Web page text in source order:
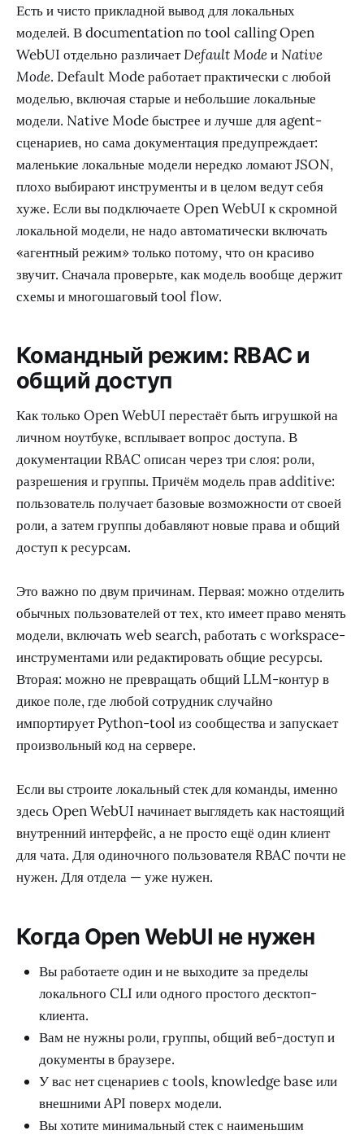
Есть и чисто прикладной вывод для локальных
моделей. В documentation по tool calling Open
WebUI отдельно различаетDefault ModeиNative
Mode. Default Mode работает практически с любой
моделью, включая старые и небольшие локальные
модели. Native Mode быстрее и лучше для agent-
сценариев, но сама документация предупреждает:
маленькие локальные модели нередко ломают JSON,
плохо выбирают инструменты и в целом ведут себя
хуже. Если вы подключаете Open WebUI к скромной
локальной модели, не надо автоматически включать
«агентный режим» только потому, что он красиво
звучит. Сначала проверьте, как модель вообще держит
схемы и многошаговый tool flow.
Командный режим: RBAC и
общий доступ
Как только Open WebUI перестаёт быть игрушкой на
личном ноутбуке, всплывает вопрос доступа. В
документации RBAC описан через три слоя: роли,
разрешения и группы. Причём модель прав additive:
пользователь получает базовые возможности от своей
роли, а затем группы добавляют новые права и общий
доступ к ресурсам.
Это важно по двум причинам. Первая: можно отделить
обычных пользователей от тех, кто имеет право менять
модели, включать web search, работать с workspace-
инструментами или редактировать общие ресурсы.
Вторая: можно не превращать общий LLM-контур в
дикое поле, где любой сотрудник случайно
импортирует Python-tool из сообщества и запускает
произвольный код на сервере.
Если вы строите локальный стек для команды, именно
здесь Open WebUI начинает выглядеть как настоящий
внутренний интерфейс, а не просто ещё один клиент
для чата. Для одиночного пользователя RBAC почти не
нужен. Для отдела — уже нужен.
Когда Open WebUI не нужен
Вы работаете один и не выходите за пределы
локального CLI или одного простого десктоп-
клиента.
Вам не нужны роли, группы, общий веб-доступ и
документы в браузере.
У вас нет сценариев с tools, knowledge base или
внешними API поверх модели.
Вы хотите минимальный стек с наименьшим